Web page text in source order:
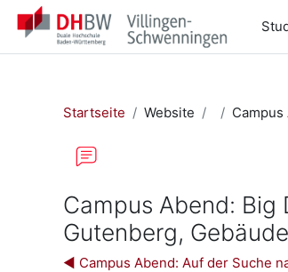
Zum Hauptinhalt
Startseite Website Campus
Campus Abend: Big
Gutenberg,
◀︎ Campus Abend: Auf der Suche